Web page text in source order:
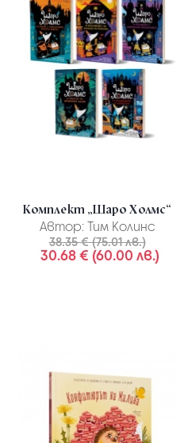
Комплект „Шаро Холмс“
Автор: Тим Колинс
38.35 € (75.01 лв.)
30.68 € (60.00 лв.)